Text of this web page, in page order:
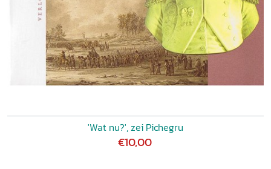
'Wat nu?', zei Pichegru
€10,00